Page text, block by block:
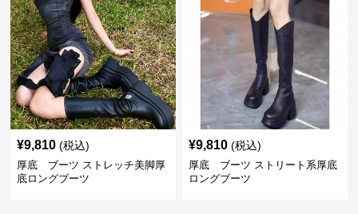
¥9,810 (税込)
厚底 ブーツ ストレッチ美脚厚
底ロングブーツ
¥9,810 (税込)
厚底 ブーツ ストリート系厚底
ロングブーツ